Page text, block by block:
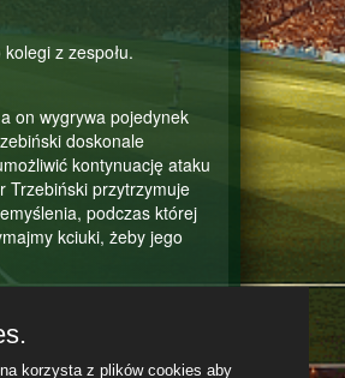
z zespołu.
on wygrywa pojedynek
doskonale
kontynuację ataku
Trzebiński przytrzymuje
podczas której
kciuki, żeby jego
przeciwną, a konkretnie
Pogórze FC jest znany
do szybkiego
korzysta z plików cookies aby